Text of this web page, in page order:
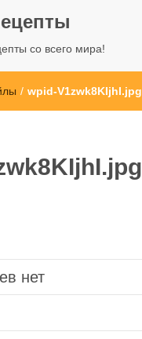
со всего мира!
/ wpid-V1zwk8KIjhI.jpg
нет